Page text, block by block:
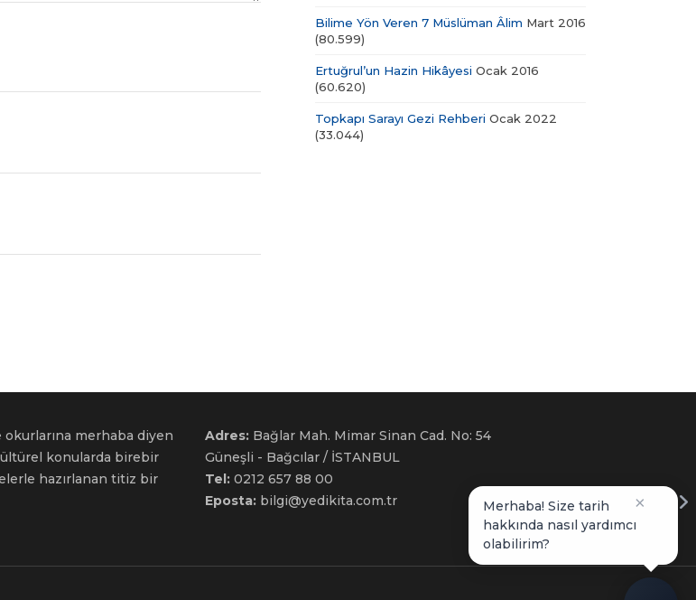
Bilime Yön Veren 7 Müslüman Âlim Mart 2016
(80.599)
Ertuğrul’un Hazin Hikâyesi Ocak 2016
(60.620)
Topkapı Sarayı Gezi Rehberi Ocak 2022
(33.044)
okurlarına merhaba diyen
konularda birebir
hazırlanan titiz bir
Adres: Bağlar Mah. Mimar Sinan Cad. No: 54
Güneşli - Bağcılar / İSTANBUL
Tel: 0212 657 88 00
Eposta: bilgi@yedikita.com.tr ×
Merhaba! Size tarih
hakkında nasıl yardımcı
olabilirim?